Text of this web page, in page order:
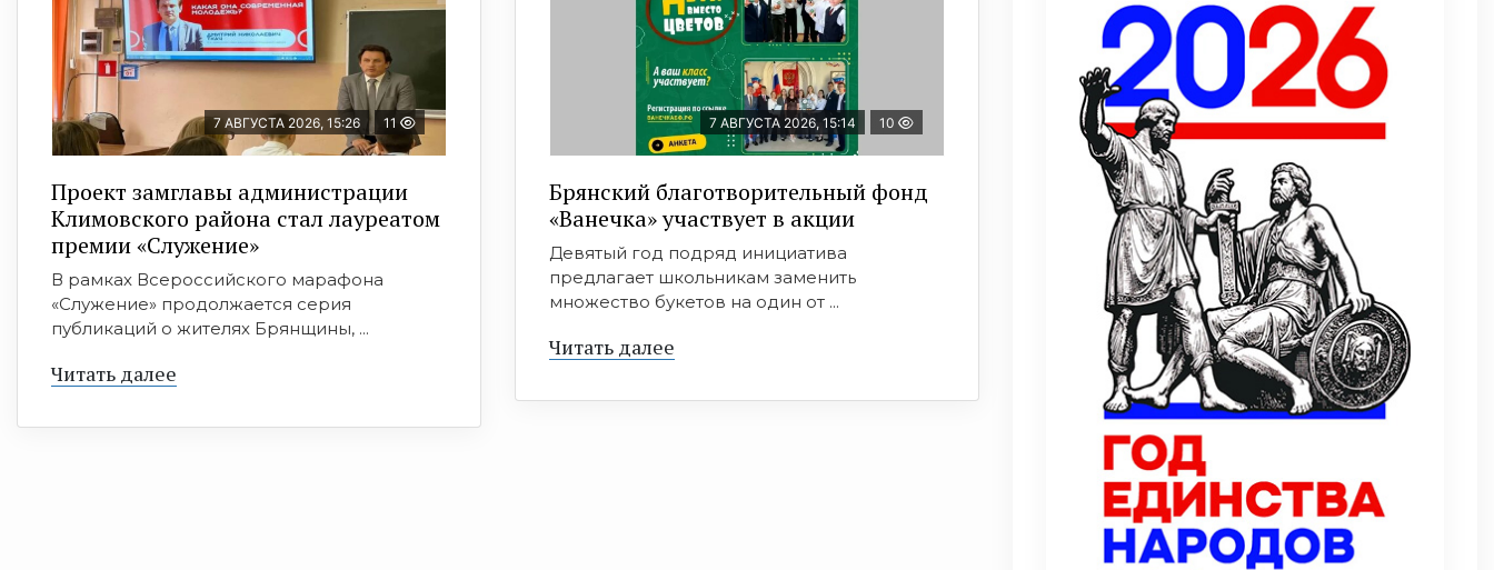
7 АВГУСТА 2026, 15:26 11
Проект замглавы администрации
Климовского района стал лауреатом
премии «Служение»
В рамках Всероссийского марафона
«Служение» продолжается серия
публикаций о жителях Брянщины, ...
Читать далее
7 АВГУСТА 2026, 15:14 10
Брянский благотворительный фонд
«Ванечка» участвует в акции
Девятый год подряд инициатива
предлагает школьникам заменить
множество букетов на один от ...
Читать далее